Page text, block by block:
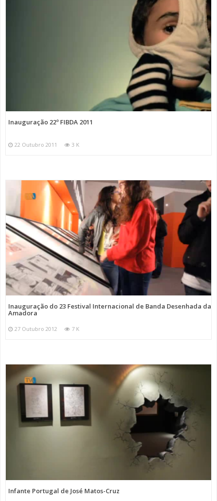
Inauguração 22º FIBDA 2011
22 Outubro 2011 3 K
Inauguração do 23 Festival Internacional de Banda Desenhada da
Amadora
27 Outubro 2012 7 K
Infante Portugal de José Matos-Cruz